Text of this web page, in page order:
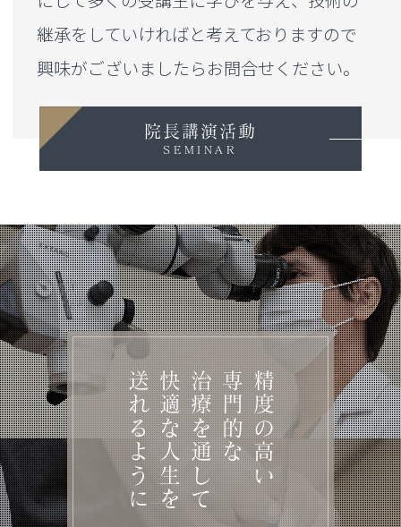
継承をしていければと考えておりますので
興味がございましたらお問合せください。
院長講演活動
SEMINAR
精度の高い
専門的な
治療を通して
快適な人生を
送れるように